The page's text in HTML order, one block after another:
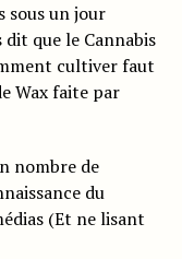
sous un jour
que le Cannabis
cultiver faut
Wax faite par
nombre de
du
(Et ne lisant